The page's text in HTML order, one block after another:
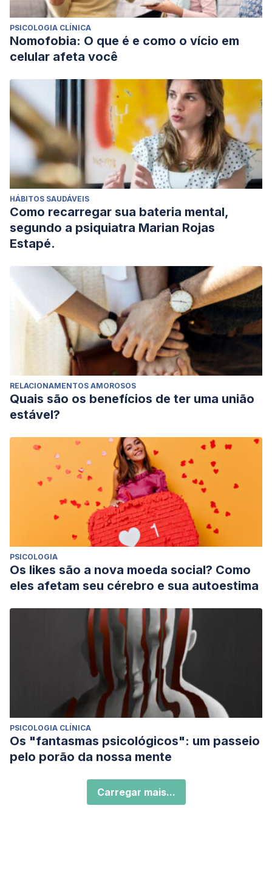
PSICOLOGIA CLÍNICA
Nomofobia: O que é e como o vício em
celular afeta você
HÁBITOS SAUDÁVEIS
Como recarregar sua bateria mental,
segundo a psiquiatra Marian Rojas
Estapé.
RELACIONAMENTOS AMOROSOS
Quais são os benefícios de ter uma união
estável?
PSICOLOGIA
Os likes são a nova moeda social? Como
eles afetam seu cérebro e sua autoestima
PSICOLOGIA CLÍNICA
Os "fantasmas psicológicos": um passeio
pelo porão da nossa mente
Carregar mais...